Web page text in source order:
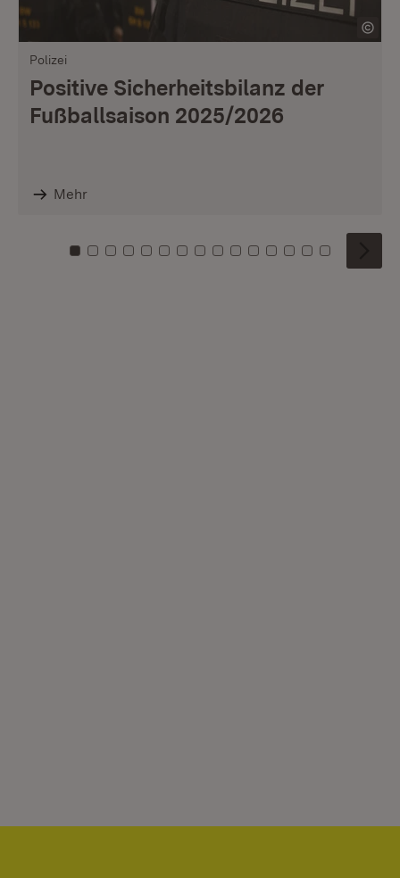
Polizei
Positive Sicherheitsbilanz der
Fußballsaison 2025/2026
Mehr
Zu Kachel: 0
Zu Kachel: 1
Zu Kachel: 2
Zu Kachel: 3
Zu Kachel: 4
Zu Kachel: 5
Zu Kachel: 6
Zu Kachel: 7
Zu Kachel: 8
Zu Kachel: 9
Zu Kachel: 10
Zu Kachel: 11
Zu Kachel: 12
Zu Kachel:
Zu